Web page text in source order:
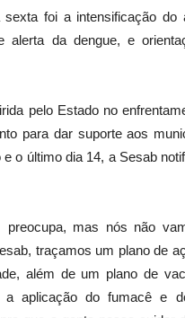
foi a intensificação do
da dengue, e
pelo Estado no
para dar suporte aos
o último dia 14, a Sesab
mas nós não
traçamos um plano de
além de um plano de
aplicação do fumacê e